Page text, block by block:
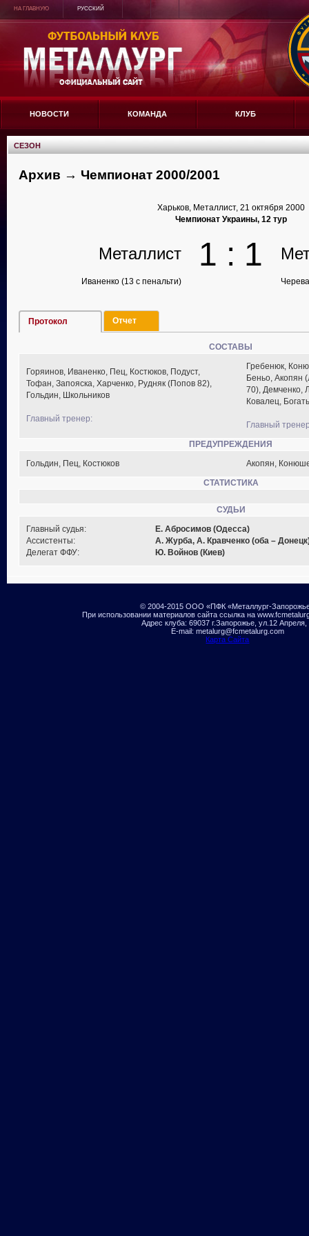
НА ГЛАВНУЮ РУССКИЙ
НОВОСТИ КОМАНДА КЛУБ
СЕЗОН
Архив → Чемпионат 2000/2001
Харьков, Металлист, 21 октября 2000
Чемпионат Украины, 12 тур
Металлист 1 : 1
Иваненко (13 с пенальти)
Протокол Отчет
СОСТАВЫ
Горяинов, Иваненко, Пец, Костюков, Подуст,
Тофан, Запояска, Харченко, Рудняк (Попов 82),
Гольдин, Школьников
Главный тренер:
Гребенюк,
Беньо, Акопян
70), Демченко,
Ковалец,
Главный
ПРЕДУПРЕЖДЕНИЯ
Гольдин, Пец, Костюков
Акопян,
СТАТИСТИКА
СУДЬИ
Главный судья:
Ассистенты:
Делегат ФФУ:
Е. Абросимов (Одесса)
А. Журба, А. Кравченко (оба –
Ю. Войнов (Киев)
© 2004-2015 ООО «ПФК «Металлург-
При использовании материалов сайта ссылка на
Адрес клуба: 69037 г.Запорожье, ул.12 Апреля,
E-mail: metalurg@fcmetalurg.com
Карта Сайта